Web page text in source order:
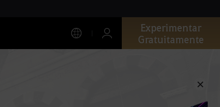
Experimentar
Gratuitamente